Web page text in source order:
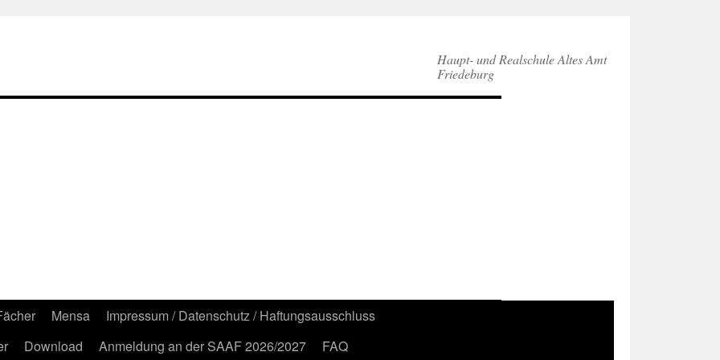
Haupt- und Realschule Altes Amt
Friedeburg
Mensa
Impressum / Datenschutz / Haftungsausschluss
Download Anmeldung an der SAAF 2026/2027 FAQ